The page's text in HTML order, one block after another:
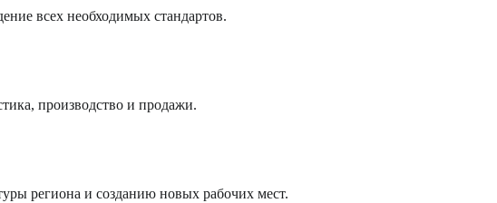
всех необходимых стандартов.
производство и продажи.
региона и созданию новых рабочих мест.